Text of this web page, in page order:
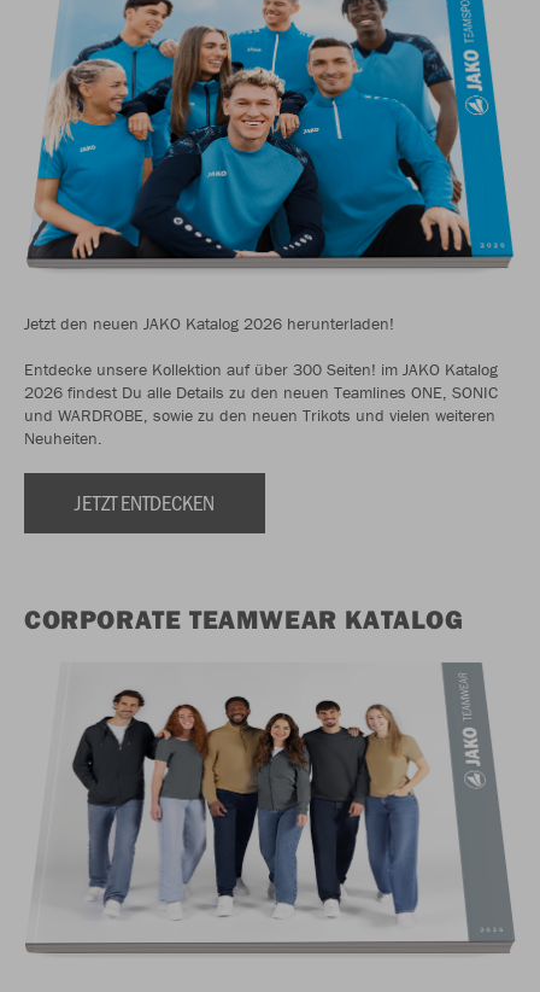
Jetzt den neuen JAKO Katalog 2026 herunterladen!
Entdecke unsere Kollektion auf über 300 Seiten! im JAKO Katalog
2026 findest Du alle Details zu den neuen Teamlines ONE, SONIC
und WARDROBE, sowie zu den neuen Trikots und vielen weiteren
Neuheiten.
JETZT ENTDECKEN
CORPORATE TEAMWEAR KATALOG